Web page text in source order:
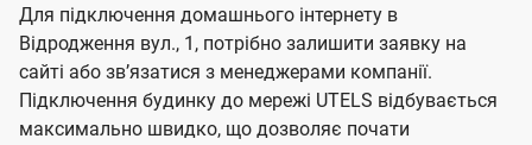
Для підключення домашнього інтернету в
Відродження вул., 1, потрібно залишити заявку на
сайті або звʼязатися з менеджерами компанії.
Підключення будинку до мережі UTELS відбувається
максимально швидко, що дозволяє почати